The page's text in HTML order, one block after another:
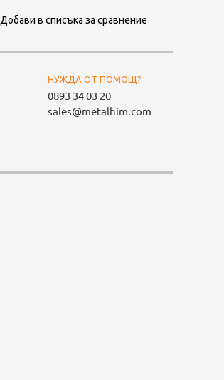
Добави в списъка за сравнение
НУЖДА ОТ ПОМОЩ?
0893 34 03 20
sales@metalhim.com